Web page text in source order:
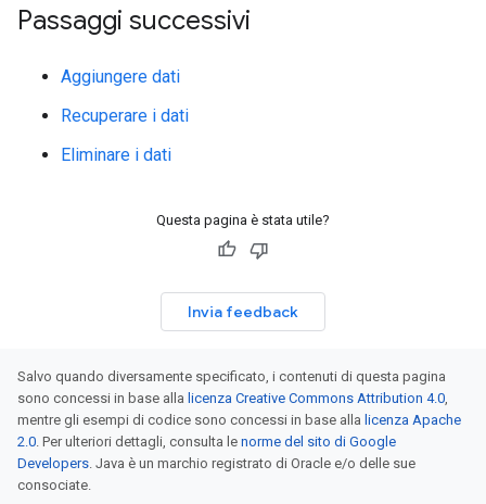
Passaggi successivi
Aggiungere dati
Recuperare i dati
Eliminare i dati
Questa pagina è stata utile?
Invia feedback
Salvo quando diversamente specificato, i contenuti di questa pagina
sono concessi in base alla licenza Creative Commons Attribution 4.0,
mentre gli esempi di codice sono concessi in base alla licenza Apache
2.0. Per ulteriori dettagli, consulta le norme del sito di Google
Developers. Java è un marchio registrato di Oracle e/o delle sue
consociate.